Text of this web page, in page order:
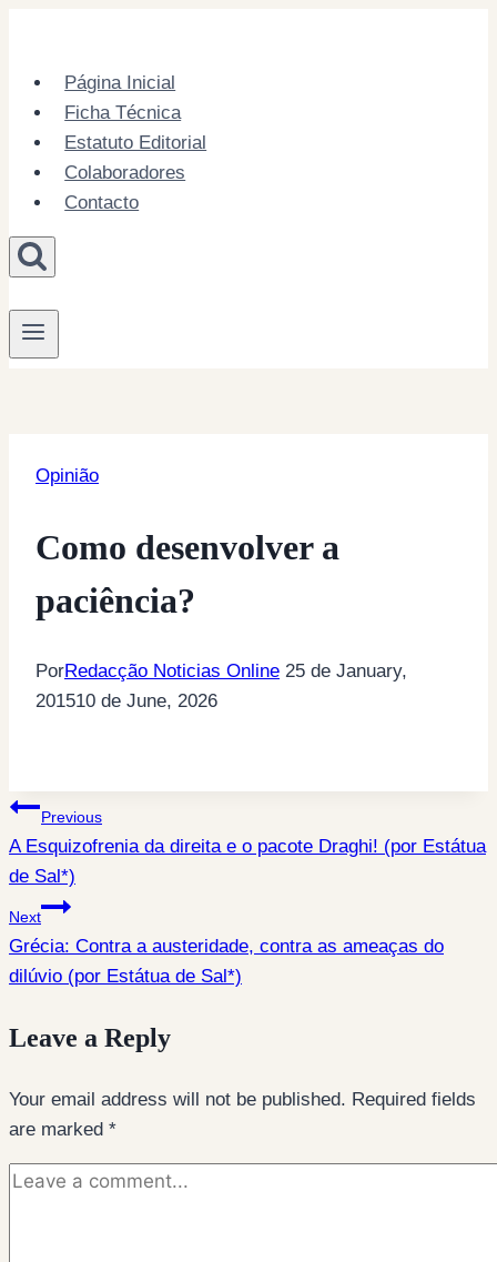
contentPágina Inicial
Ficha Técnica
Estatuto Editorial
Colaboradores
Contacto
Opinião
Como desenvolver a
paciência?
PorRedacção Noticias Online 25 de January,
201510 de June, 2026
Post
navigation
Previous
A Esquizofrenia da direita e o pacote Draghi! (por Estátua
de Sal*)
Next
Grécia: Contra a austeridade, contra as ameaças do
dilúvio (por Estátua de Sal*)
Leave a Reply
Your email address will not be published. Required fields
are marked *